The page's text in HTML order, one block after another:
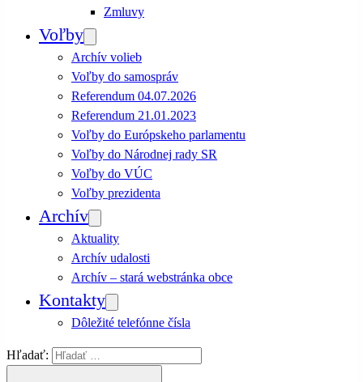
Zmluvy
Voľby
Archív volieb
Voľby do samospráv
Referendum 04.07.2026
Referendum 21.01.2023
Voľby do Európskeho parlamentu
Voľby do Národnej rady SR
Voľby do VÚC
Voľby prezidenta
Archív
Aktuality
Archív udalosti
Archív – stará webstránka obce
Kontakty
Dôležité telefónne čísla
Hľadať: